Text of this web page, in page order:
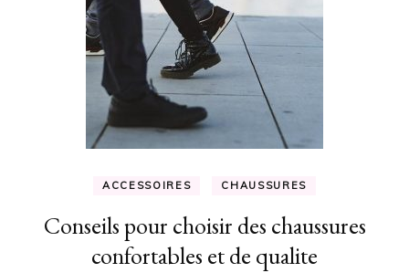
ACCESSOIRES CHAUSSURES
Conseils pour choisir des chaussures
confortables et de qualite